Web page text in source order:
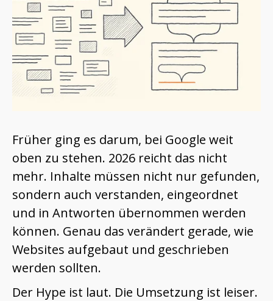
Früher ging es darum, bei Google weit
oben zu stehen. 2026 reicht das nicht
mehr. Inhalte müssen nicht nur gefunden,
sondern auch verstanden, eingeordnet
und in Antworten übernommen werden
können. Genau das verändert gerade, wie
Websites aufgebaut und geschrieben
werden sollten.
Der Hype ist laut. Die Umsetzung ist leiser.